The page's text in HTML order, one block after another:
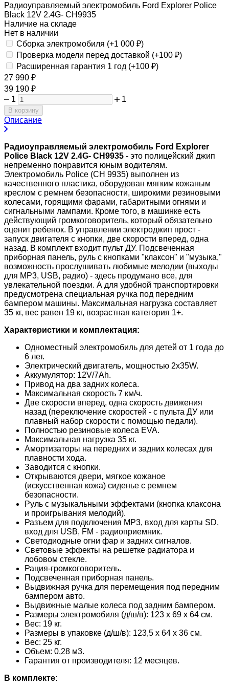
Радиоуправляемый электромобиль Ford Explorer Police
Black 12V 2.4G- CH9935
Наличие на складе
Нет в наличии
Сборка электромобиля (+1 000 ₽)
Проверка модели перед доставкой (+100 ₽)
Расширенная гарантия 1 год (+100 ₽)
27 990 ₽
39 190 ₽
1
1
В корзину
Описание
Радиоуправляемый электромобиль Ford Explorer
Police Black 12V 2.4G- CH9935 - это полицейский джип
непременно понравится юным водителям.
Электромобиль Police (CH 9935) выполнен из
качественного пластика, оборудован мягким кожаным
креслом с ремнем безопасности, широкими резиновыми
колесами, горящими фарами, габаритными огнями и
сигнальными лампами. Кроме того, в машинке есть
действующий громкоговоритель, который обязательно
оценит ребенок. В управлении электроджип прост -
запуск двигателя с кнопки, две скорости вперед, одна
назад. В комплект входит пульт ДУ. Подсвеченная
приборная панель, руль с кнопками "клаксон" и "музыка,"
возможность прослушивать любимые мелодии (выходы
для MP3, USB, радио) - здесь продумано все, для
увлекательной поездки. А для удобной транспортировки
предусмотрена специальная ручка под передним
бампером машины. Максимальная нагрузка составляет
35 кг, вес равен 19 кг, возрастная категория 1+.
Характеристики и комплектация:
Одноместный электромобиль для детей от 1 года до
6 лет.
Электрический двигатель, мощностью 2x35W.
Аккумулятор: 12V/7Ah.
Привод на два задних колеса.
Максимальная скорость 7 км/ч.
Две скорости вперед, одна скорость движения
назад (переключение скоростей - с пульта ДУ или
плавный набор скорости с помощью педали).
Полностью резиновые колеса EVA.
Максимальная нагрузка 35 кг.
Амортизаторы на передних и задних колесах для
плавности хода.
Заводится с кнопки.
Открываются двери, мягкое кожаное
(искусственная кожа) сиденье с ремнем
безопасности.
Руль с музыкальными эффектами (кнопка клаксона
и проигрывания мелодий).
Разъем для подключения MP3, вход для карты SD,
вход для USB, FM - радиоприемник.
Светодиодные огни фар и задних сигналов.
Световые эффекты на решетке радиатора и
лобовом стекле.
Рация-громкоговоритель.
Подсвеченная приборная панель.
Выдвижная ручка для перемещения под передним
бампером авто.
Выдвижные малые колеса под задним бампером.
Размеры электромобиля (д/ш/в): 123 х 69 х 64 см.
Вес: 19 кг.
Размеры в упаковке (д/ш/в): 123,5 х 64 х 36 см.
Вес: 25 кг.
Объем: 0,28 м3.
Гарантия от производителя: 12 месяцев.
В комплекте: